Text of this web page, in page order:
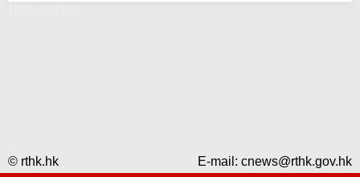
© rthk.hk E-mail: cnews@rthk.gov.hk